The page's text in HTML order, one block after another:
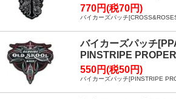
770円(税70円)
バイカーズパッチ
バイカーズパッチ
PINSTRIPE
550円(税50円)
バイカーズパッチ[PINSTRIPE